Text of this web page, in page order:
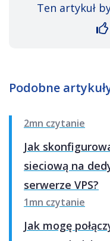
Ten artykuł
Podobne
2mn czytanie
Jak
sieciową na
serwerze VPS?
1mn czytanie
Jak mogę